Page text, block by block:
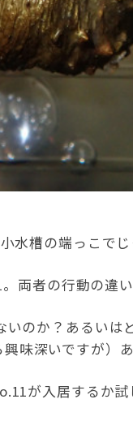
槽の端っこでじ
両者の行動の違
のか？あるいは
味深いですが）
が入居するか試